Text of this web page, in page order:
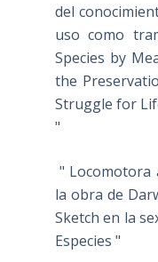
del
uso como
Species by
the
Struggle for
"
" Locomotora
la obra de
Sketch en la
Especies "